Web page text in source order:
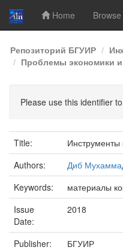
Skip
navigation
Home Browse
Репозиторий БГУИР
Проблемы экономики и
Please use this identifier
Title:
Инструменты
Authors:
Диб
Keywords:
материалы
Issue
Date:
2018
Publisher:
БГУИР